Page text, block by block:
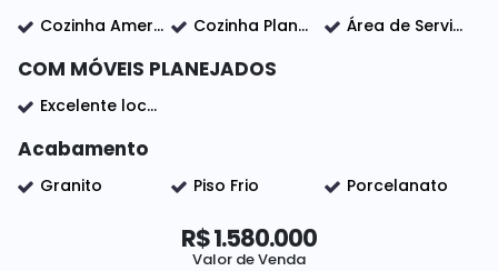
Cozinha Americana Cozinha Planejada Área de Serviço
COM MÓVEIS PLANEJADOS
Excelente localização
Acabamento
Granito Piso Frio Porcelanato
R$1.580.000
Valor de Venda